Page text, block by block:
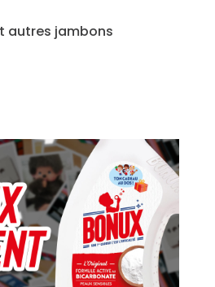
autres jambons